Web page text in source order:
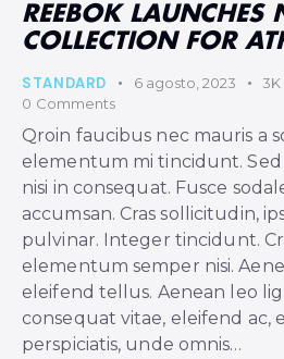
REEBOK LAUNCHES
COLLECTION FOR
STANDARD 6 agosto, 2023 3K
0 Comments
Qroin faucibus nec mauris a
elementum mi tincidunt. Sed
nisi in consequat. Fusce
accumsan. Cras sollicitudin,
pulvinar. Integer tincidunt.
elementum semper nisi.
eleifend tellus. Aenean leo
consequat vitae, eleifend ac,
perspiciatis, unde omnis…